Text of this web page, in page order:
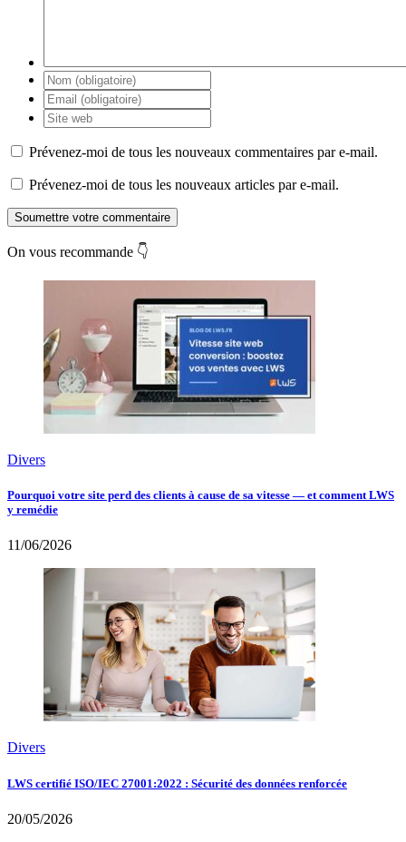
Prévenez-moi de tous les nouveaux commentaires par e-mail.
Prévenez-moi de tous les nouveaux articles par e-mail.
Soumettre votre commentaire
On vous recommande 👇
Divers
Pourquoi votre site perd des clients à cause de sa vitesse — et comment LWS
y remédie
11/06/2026
Divers
LWS certifié ISO/IEC 27001:2022 : Sécurité des données renforcée
20/05/2026